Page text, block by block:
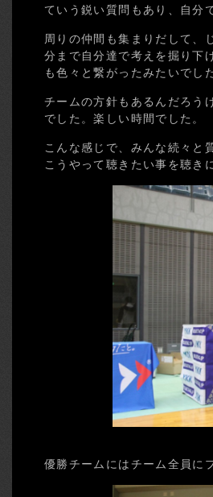
ていう鋭い質問もあり、自分
周りの仲間も集まりだして、
分まで自分達で考えを掘り下
も色々と繋がったみたいでし
チームの方針もあるんだろう
でした。楽しい時間でした。
こんな感じで、みんな続々と
こうやって聴きたい事を聴き
優勝チームにはチーム全員に